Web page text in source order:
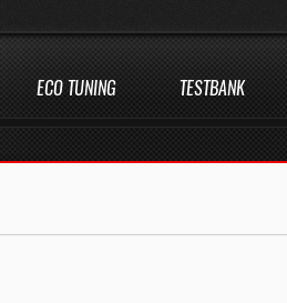
ECO TUNING TESTBANK